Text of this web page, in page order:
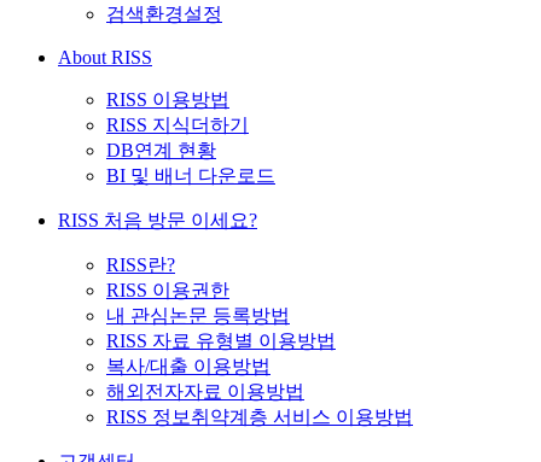
검색환경설정
About RISS
RISS 이용방법
RISS 지식더하기
DB연계 현황
BI 및 배너 다운로드
RISS 처음 방문 이세요?
RISS란?
RISS 이용권한
내 관심논문 등록방법
RISS 자료 유형별 이용방법
복사/대출 이용방법
해외전자자료 이용방법
RISS 정보취약계층 서비스 이용방법